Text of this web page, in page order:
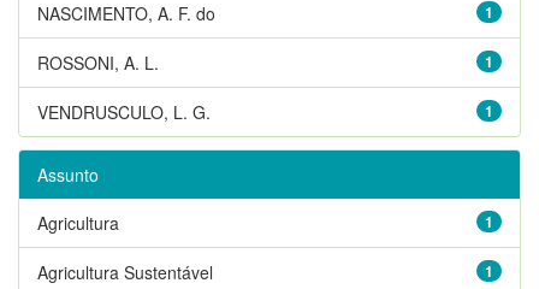
1
NASCIMENTO, A. F. do
1
ROSSONI, A. L.
1
VENDRUSCULO, L. G.
Assunto
1
Agricultura
1
Agricultura Sustentável